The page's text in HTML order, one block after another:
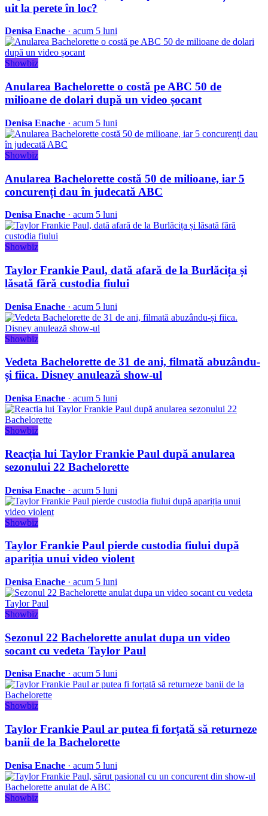
uit la perete în loc?
Denisa Enache · acum 5 luni
Showbiz
Anularea Bachelorette o costă pe ABC 50 de
milioane de dolari după un video șocant
Denisa Enache · acum 5 luni
Showbiz
Anularea Bachelorette costă 50 de milioane, iar 5
concurenți dau în judecată ABC
Denisa Enache · acum 5 luni
Showbiz
Taylor Frankie Paul, dată afară de la Burlăcița și
lăsată fără custodia fiului
Denisa Enache · acum 5 luni
Showbiz
Vedeta Bachelorette de 31 de ani, filmată abuzându-
și fiica. Disney anulează show-ul
Denisa Enache · acum 5 luni
Showbiz
Reacția lui Taylor Frankie Paul după anularea
sezonului 22 Bachelorette
Denisa Enache · acum 5 luni
Showbiz
Taylor Frankie Paul pierde custodia fiului după
apariția unui video violent
Denisa Enache · acum 5 luni
Showbiz
Sezonul 22 Bachelorette anulat dupa un video
socant cu vedeta Taylor Paul
Denisa Enache · acum 5 luni
Showbiz
Taylor Frankie Paul ar putea fi forțată să returneze
banii de la Bachelorette
Denisa Enache · acum 5 luni
Showbiz